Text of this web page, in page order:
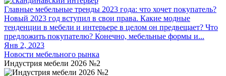
Главные мебельные тренды 2023 года: что хочет покупатель?
Новый 2023 год вступил в свои права. Какие модные
тенденции в мебели и интерьере в целом он предвещает? Что
предложить покупателю? Конечно, мебельные формы и...
Янв 2, 2023
Новости мебельного рынка
Индустрия мебели 2026 №2